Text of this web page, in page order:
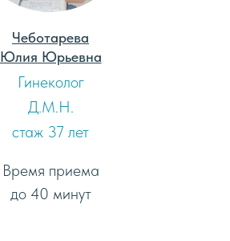
Чеботарева
Юлия Юрьевна
Гинеколог
Д.М.Н.
стаж 37 лет
Время приема
до 40 минут